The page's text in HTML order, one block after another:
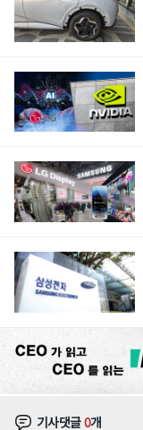
기사댓글0개